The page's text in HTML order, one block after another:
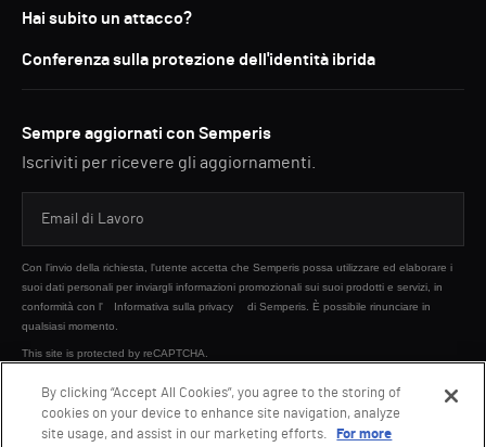
Hai subito un attacco?
Conferenza sulla protezione dell'identità ibrida
Sempre aggiornati con Semperis
Iscriviti per ricevere gli aggiornamenti.
Con l'invio della richiesta, l'utente accetta che Semperis possa utilizzare ed elaborare i
suoi dati personali per inviargli informazioni promozionali sui suoi prodotti e servizi, in
conformità con l'
Informativa sulla privacy
di Semperis. È possibile rinunciare in
qualsiasi momento.
This site is protected by reCAPTCHA.
INVIA
By clicking “Accept All Cookies”, you agree to the storing of
cookies on your device to enhance site navigation, analyze
site usage, and assist in our marketing efforts.
For more